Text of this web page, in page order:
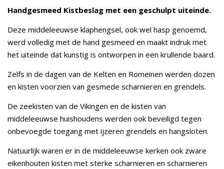
Handgesmeed Kistbeslag met een geschulpt uiteinde.
Deze middeleeuwse klaphengsel, ook wel hasp genoemd,
werd volledig met de hand gesmeed en maakt indruk met
het uiteinde dat kunstig is ontworpen in een krullende baard.
Zelfs in de dagen van de Kelten en Romeinen werden dozen
en kisten voorzien van gesmede scharnieren en grendels.
De zeekisten van de Vikingen en de kisten van
middeleeuwse huishoudens werden ook beveiligd tegen
onbevoegde toegang met ijzeren grendels en hangsloten.
Natuurlijk waren er in de middeleeuwse kerken ook zware
eikenhouten kisten met sterke scharnieren en scharnieren